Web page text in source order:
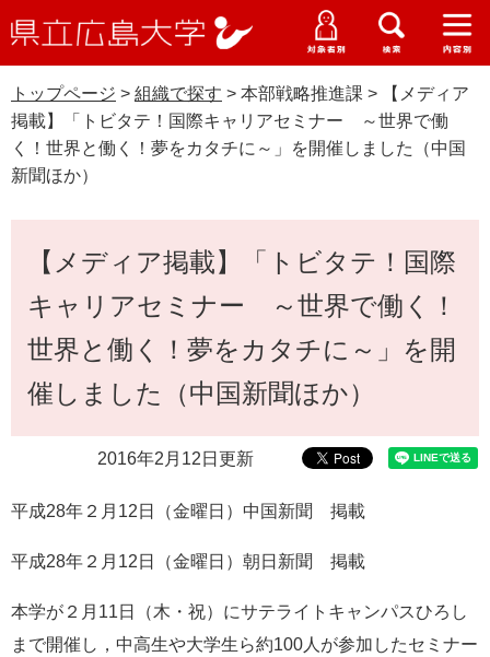
ー
ジ
先
頭
で
ニ
ュ
を
飛
ば
ニ
ュ
ー
ニ
ュ
ー
ニ
ー
立
大
学
受験生の皆さま
在学生の皆さま
地域・企業の皆さま
教職員の皆さま
受験生特設サイト
WEB版大学案内
資料請求
Languages
English
中文簡体
e
ス
検
索
すべて ページ PDF
大学概要
学部・大学院・専攻科
学生生活・就職支援
研究・地域連携・国際交流
入試情報
トップページ > 組織で探す > 本部戦略推進課 >
【メディア
掲載】「トビタテ！国際キャリアセミナー ～世界で働
く！世界と働く！夢をカタチに～」を開催しました（中国
新聞ほか）
【メディア掲載】「トビタテ！国際
キャリアセミナー ～世界で働く！
世界と働く！夢をカタチに～」を開
催しました（中国新聞ほか）
2016年2月12日更新
平成28年２ 月12 日（金曜日）中国新聞 掲載
平成28年２月12日（金曜日）朝日新聞 掲載
本学が２月11日（木・祝）にサテライトキャンパスひろし
まで開催し，中高生や大学生ら約100人が参加したセミナー